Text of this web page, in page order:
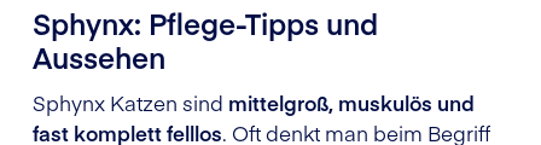
Sphynx: Pflege-Tipps und
Aussehen
Sphynx Katzen sind mittelgroß, muskulös und
fast komplett felllos. Oft denkt man beim Begriff